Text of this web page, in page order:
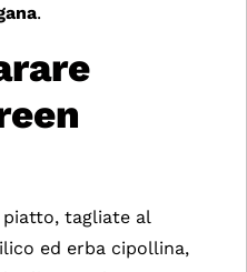
.
piatto, tagliate al
ed erba cipollina,